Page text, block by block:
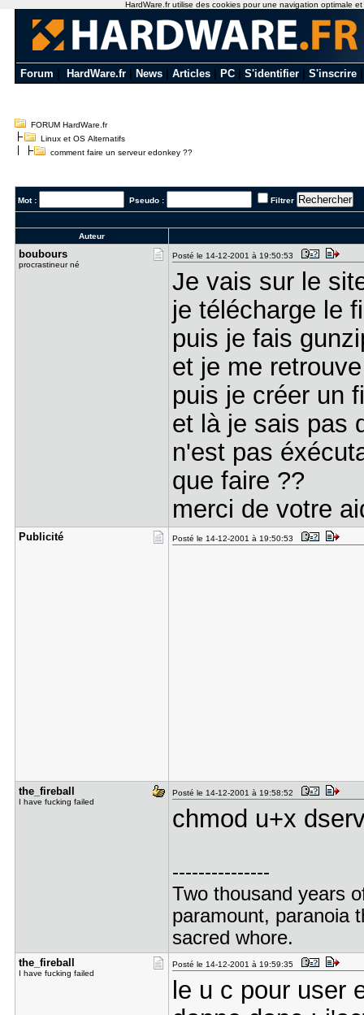
Forum HardWare.fr News Articles PC S'identifier S'inscrire
FORUM HardWare.fr
Linux et OS Alternatifs
comment faire un serveur edonkey ??
Mot : Pseudo : Filtrer
Auteur
boubours
procrastineur né
Posté le 14-12-2001 à 19:50:53
Je vais sur le
je télécharge le
puis je fais
et je me
puis je créer un
et là je sais pas
n'est pas
que faire ??
merci de votre
Publicité Posté le 14-12-2001 à 19:50:53
the_fireba​ll
I have fucking failed
Posté le 14-12-2001 à 19:58:52
chmod u+x
---------------
Two thousand years
paramount, paranoia
sacred whore.
the_fireba​ll
I have fucking failed
Posté le 14-12-2001 à 19:59:35
le u c pour user
HardWare.fr utilise des cookies pour une navigation optimale